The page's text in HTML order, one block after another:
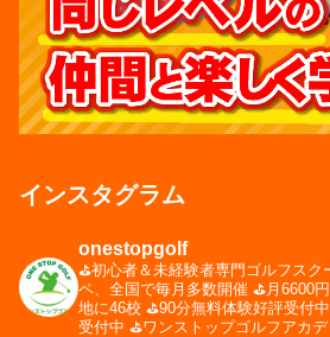
インスタグラム
onestopgolf
⛳️初心者＆未経験者専門ゴルフスク
ペ、全国で毎月多数開催 ⛳️月6600
地に46校 ⛳️90分無料体験好評受付中
受付中 ⛳️ワンストップゴルフアカ